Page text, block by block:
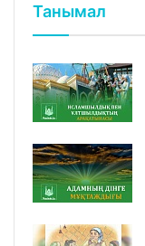
Танымал